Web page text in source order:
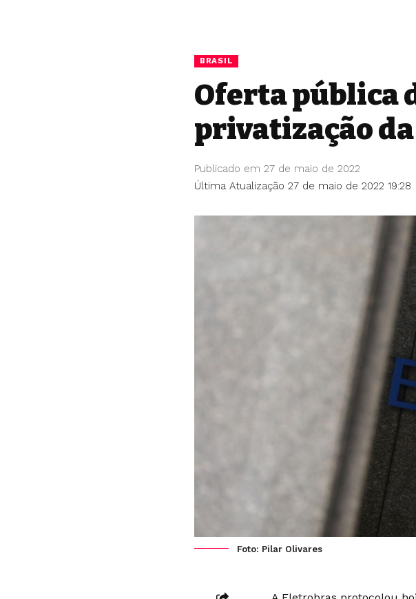
BRASIL
Oferta pública
privatização
Última Atualização 27 de maio de 2022 19:28
Publicado em 27 de maio de 2022
Foto: Pilar Olivares